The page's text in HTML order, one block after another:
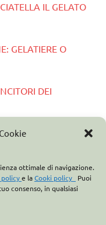
ottimale di navigazione.
policye laCooki policy
Puoi
consenso, in qualsiasi
IL GELATO
GELATIERE O
DEI
GELATERIE
GELATIERI: